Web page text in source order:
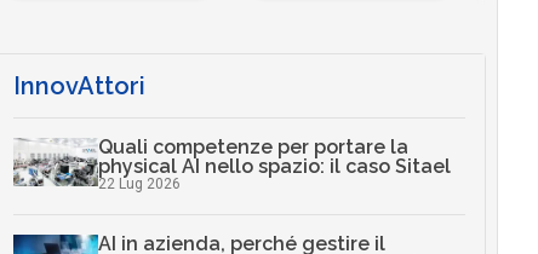
InnovAttori
Quali competenze per portare la
physical AI nello spazio: il caso Sitael
22 Lug 2026
AI in azienda, perché gestire il